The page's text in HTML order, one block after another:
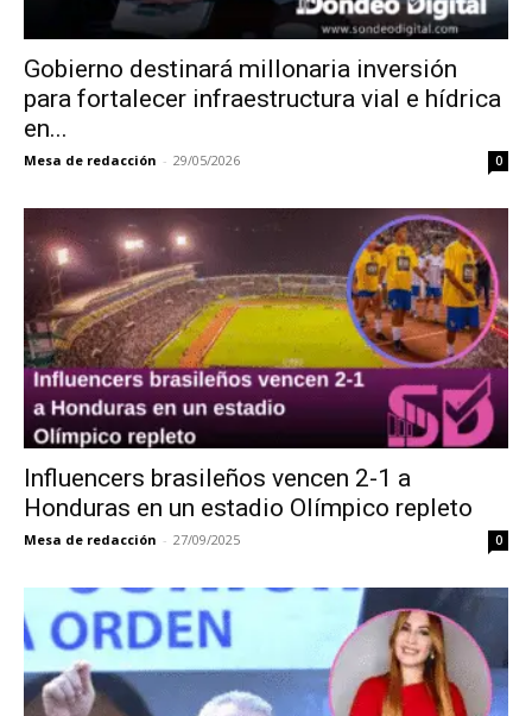
Gobierno destinará millonaria inversión
para fortalecer infraestructura vial e hídrica
en...
Mesa de redacción - 29/05/2026 0
Influencers brasileños vencen 2-1 a
Honduras en un estadio Olímpico repleto
Mesa de redacción - 27/09/2025 0